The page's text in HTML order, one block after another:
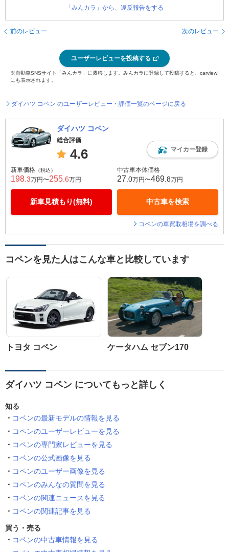
「みんカラ」から、違反報告をする
前のレビュー 次のレビュー
ユーザーレビューを投稿する
※自動車SNSサイト「みんカラ」に遷移します。みんカラに登録して投稿すると、carview!
にも表示されます。
ダイハツ コペン のユーザーレビュー・評価一覧のページに戻る
ダイハツ コペン
総合評価
4.6 マイカー登録
新車価格 （税込）
198 .3万円〜255 .6万円
新車見積もり(無料)
中古車本体価格
27 .0万円〜469 .8万円
中古車を検索
コペンの車買取相場を調べる
コペンを見た人はこんな車と比較しています
トヨタ コペン ケータハム セブン170
ダイハツ コペン についてもっと詳しく
知る
コペンの最新モデルの情報を見る
コペンのユーザーレビューを見る
コペンの専門家レビューを見る
コペンの公式画像を見る
コペンのユーザー画像を見る
コペンのみんなの質問を見る
コペンの関連ニュースを見る
コペンの関連記事を見る
買う・売る
コペンの中古車情報を見る